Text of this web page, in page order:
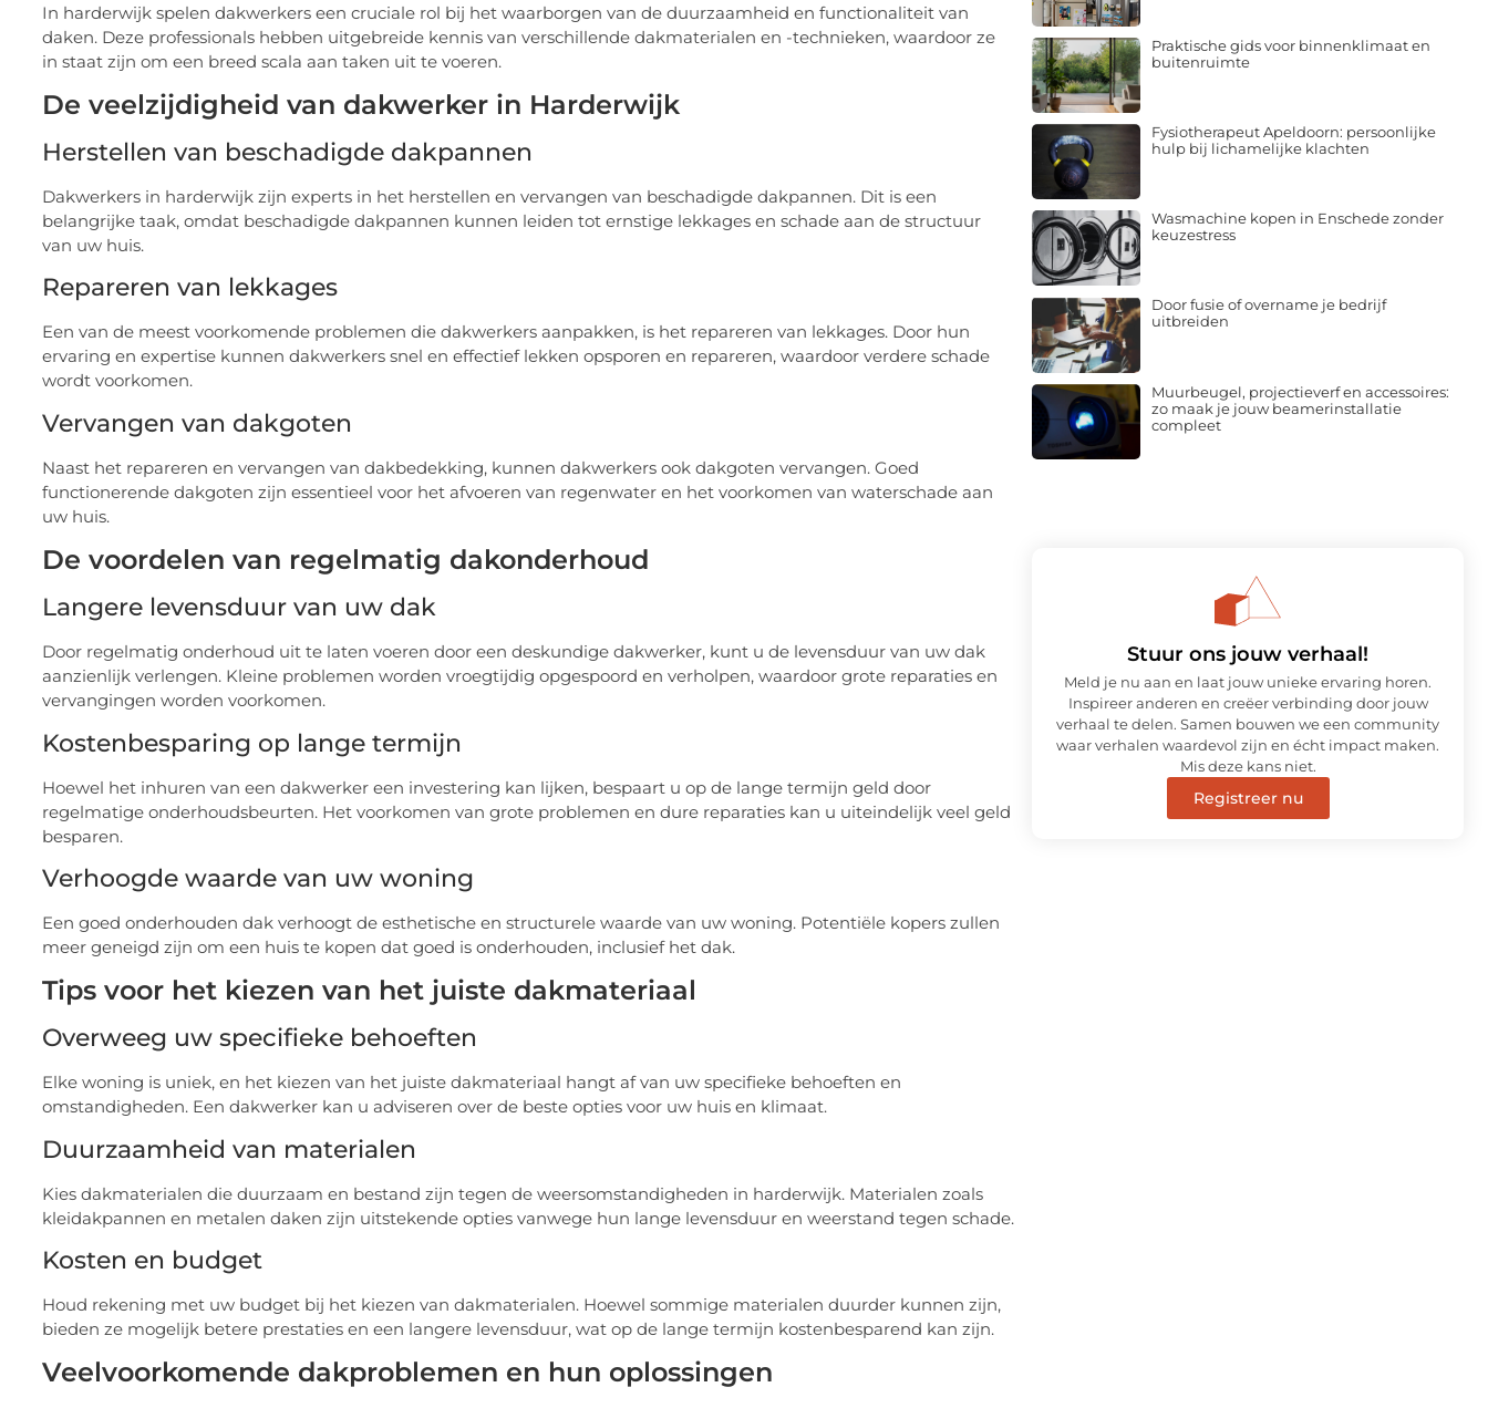
In harderwijk spelen dakwerkers een cruciale rol bij het waarborgen van de duurzaamheid en functionaliteit van
daken. Deze professionals hebben uitgebreide kennis van verschillende dakmaterialen en -technieken, waardoor ze
in staat zijn om een breed scala aan taken uit te voeren.
De veelzijdigheid van dakwerker in Harderwijk
Herstellen van beschadigde dakpannen
Dakwerkers in harderwijk zijn experts in het herstellen en vervangen van beschadigde dakpannen. Dit is een
belangrijke taak, omdat beschadigde dakpannen kunnen leiden tot ernstige lekkages en schade aan de structuur
van uw huis.
Repareren van lekkages
Een van de meest voorkomende problemen die dakwerkers aanpakken, is het repareren van lekkages. Door hun
ervaring en expertise kunnen dakwerkers snel en effectief lekken opsporen en repareren, waardoor verdere schade
wordt voorkomen.
Vervangen van dakgoten
Naast het repareren en vervangen van dakbedekking, kunnen dakwerkers ook dakgoten vervangen. Goed
functionerende dakgoten zijn essentieel voor het afvoeren van regenwater en het voorkomen van waterschade aan
uw huis.
De voordelen van regelmatig dakonderhoud
Langere levensduur van uw dak
Door regelmatig onderhoud uit te laten voeren door een deskundige dakwerker, kunt u de levensduur van uw dak
aanzienlijk verlengen. Kleine problemen worden vroegtijdig opgespoord en verholpen, waardoor grote reparaties en
vervangingen worden voorkomen.
Kostenbesparing op lange termijn
Hoewel het inhuren van een dakwerker een investering kan lijken, bespaart u op de lange termijn geld door
regelmatige onderhoudsbeurten. Het voorkomen van grote problemen en dure reparaties kan u uiteindelijk veel geld
besparen.
Verhoogde waarde van uw woning
Een goed onderhouden dak verhoogt de esthetische en structurele waarde van uw woning. Potentiële kopers zullen
meer geneigd zijn om een huis te kopen dat goed is onderhouden, inclusief het dak.
Tips voor het kiezen van het juiste dakmateriaal
Overweeg uw specifieke behoeften
Elke woning is uniek, en het kiezen van het juiste dakmateriaal hangt af van uw specifieke behoeften en
omstandigheden. Een dakwerker kan u adviseren over de beste opties voor uw huis en klimaat.
Duurzaamheid van materialen
Kies dakmaterialen die duurzaam en bestand zijn tegen de weersomstandigheden in harderwijk. Materialen zoals
kleidakpannen en metalen daken zijn uitstekende opties vanwege hun lange levensduur en weerstand tegen schade.
Kosten en budget
Houd rekening met uw budget bij het kiezen van dakmaterialen. Hoewel sommige materialen duurder kunnen zijn,
bieden ze mogelijk betere prestaties en een langere levensduur, wat op de lange termijn kostenbesparend kan zijn.
Veelvoorkomende dakproblemen en hun oplossingen
Praktische gids voor binnenklimaat en
buitenruimte
Fysiotherapeut Apeldoorn: persoonlijke
hulp bij lichamelijke klachten
Wasmachine kopen in Enschede zonder
keuzestress
Door fusie of overname je bedrijf
uitbreiden
Muurbeugel, projectieverf en accessoires:
zo maak je jouw beamerinstallatie
compleet
Stuur ons jouw verhaal!
Meld je nu aan en laat jouw unieke ervaring horen.
Inspireer anderen en creëer verbinding door jouw
verhaal te delen. Samen bouwen we een community
waar verhalen waardevol zijn en écht impact maken.
Mis deze kans niet.
Registreer nu